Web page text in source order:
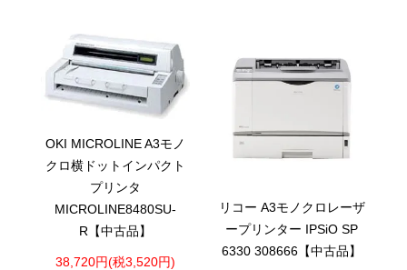
OKI MICROLINE A3モノ
クロ横ドットインパクト
プリンタ
MICROLINE8480SU-
R【中古品】
38,720円(税3,520円)
リコー A3モノクロレーザ
ープリンター IPSiO SP
6330 308666【中古品】